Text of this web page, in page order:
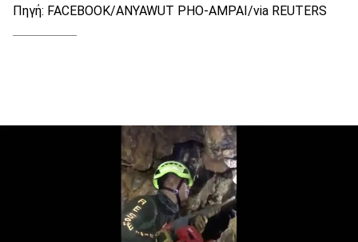
Πηγή: FACEBOOK/ANYAWUT PHO-AMPAI/via REUTERS